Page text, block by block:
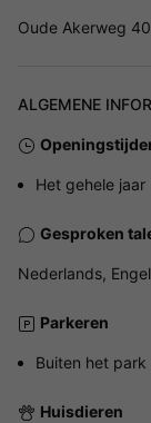
Oude Akerweg
ALGEMENE
Het gehele jaar
Gesproken
Nederlands,
Parkeren
Buiten het park
Huisdieren